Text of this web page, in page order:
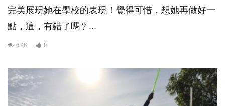
完美展現她在學校的表現！覺得可惜，想她再做好一
點，這，有錯了嗎﹖...
6.4K 0